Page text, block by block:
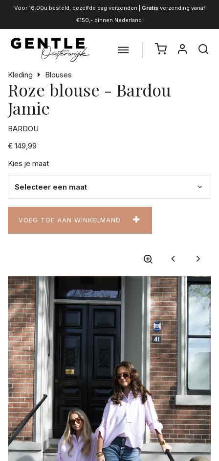
Voor 16.00u besteld, dezelfde dag verzonden | Gratis verzending vanaf
€150,- binnen Nederland
Kleding Blouses
Roze blouse - Bardou
Jamie
BARDOU
€ 149,99
Kies je maat
VOEG TOE AAN WINKELMAND